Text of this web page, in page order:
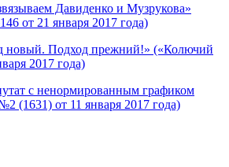
Давиденко и Музрукова»
от 21 января 2017 года)
новый. Подход прежний!» («Колючий
2017 года)
с ненормированным графиком
(1631) от 11 января 2017 года)